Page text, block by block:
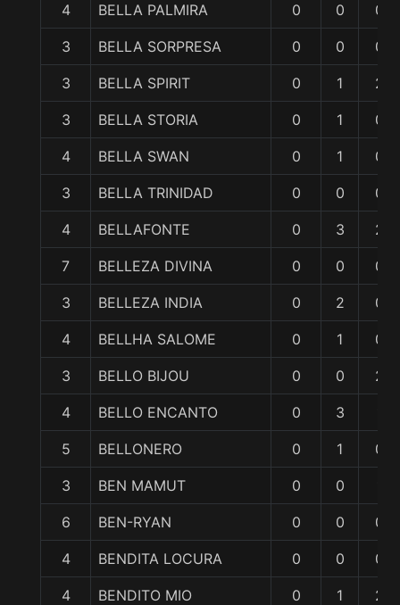
4 BELLA PALMIRA 0 0 0
3 BELLA SORPRESA 0 0 0
3 BELLA SPIRIT 0 1 2
3 BELLA STORIA 0 1 0
4 BELLA SWAN 0 1 0
3 BELLA TRINIDAD 0 0 0
4 BELLAFONTE 0 3 2
7 BELLEZA DIVINA 0 0 0
3 BELLEZA INDIA 0 2 0
4 BELLHA SALOME 0 1 0
3 BELLO BIJOU 0 0 2
4 BELLO ENCANTO 0 3
5 BELLONERO 0 1 0
3 BEN MAMUT 0 0
6 BEN-RYAN 0 0 0
4 BENDITA LOCURA 0 0 0
4 BENDITO MIO 0 1 2